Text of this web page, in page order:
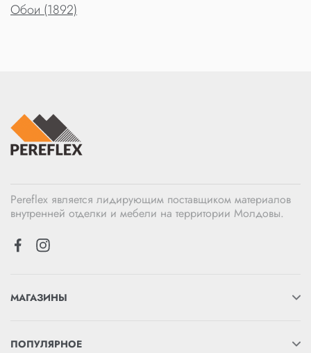
Обои (1892)
Pereflex является лидирующим поставщиком материалов
внутренней отделки и мебели на территории Молдовы.
МАГАЗИНЫ
ПОПУЛЯРНОЕ